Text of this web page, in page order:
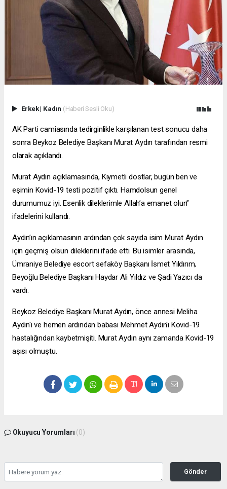
Erkek| Kadın (Haberi Sesli Oku)
AK Parti camiasında tedirginlikle karşılanan test sonucu daha
sonra Beykoz Belediye Başkanı Murat Aydın tarafından resmi
olarak açıklandı.
Murat Aydın açıklamasında, Kıymetli dostlar, bugün ben ve
eşimin Kovid-19 testi pozitif çıktı. Hamdolsun genel
durumumuz iyi. Esenlik dileklerimle Allah’a emanet olun”
ifadelerini kullandı.
Aydın’ın açıklamasının ardından çok sayıda isim Murat Aydın
için geçmiş olsun dileklerini ifade etti. Bu isimler arasında,
Ümraniye Belediye escort sefaköyBaşkanı İsmet Yıldırım,
Beyoğlu Belediye Başkanı Haydar Ali Yıldız ve Şadi Yazıcı da
vardı.
Beykoz Belediye Başkanı Murat Aydın, önce annesi Meliha
Aydın'ı ve hemen ardından babası Mehmet Aydın'ı Kovid-19
hastalığından kaybetmişiti. Murat Aydın aynı zamanda Kovid-19
aşısı olmuştu.
Okuyucu Yorumları (0)
Gönder